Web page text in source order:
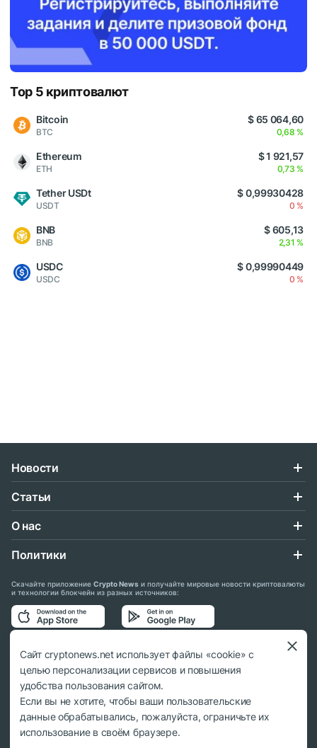
Top 5 криптовалют
Bitcoin
BTC
$ 65 064,60
0,68 %
Ethereum
ETH
$ 1 921,57
0,73 %
Tether USDt
USDT
$ 0,99930428
0 %
BNB
BNB
$ 605,13
2,31 %
USDC
USDC
$ 0,99990449
0 %
Новости
Статьи
О нас
Политики
Скачайте приложение Crypto News и получайте мировые новости криптовалюты
и технологии блокчейн из разных источников:
Подписывайтесь на нас в социальных сетях:
© 2018 - 2026 Crypto News. При использовании материалов ссылка на
cryptonews.net обязательна.
Сайт cryptonews.net использует файлы «cookie» с
целью персонализации сервисов и повышения
удобства пользования сайтом.
Если вы не хотите, чтобы ваши пользовательские
данные обрабатывались, пожалуйста, ограничьте их
использование в своём браузере.